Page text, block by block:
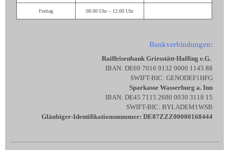
Freitag 08:00 Uhr – 12:00 Uhr
Bankverbindungen:
Raiffeisenbank Griesstätt-Halfing e.G.
IBAN: DE69 7016 9132 0000 1145 88
SWIFT-BIC: GENODEF1HFG
Sparkasse Wasserburg a. Inn
IBAN: DE45 7115 2680 0030 3118 15
SWIFT-BIC: BYLADEM1WSB
Gläubiger-Identifikationsnummer: DE87ZZZ00000168444